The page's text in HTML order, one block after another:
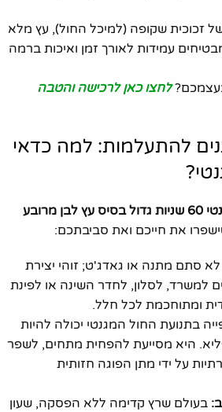
זכוכית שקופה (למיכל החול), עץ מלא
עמידות לאורך זמן ואיכות ברמה
לחצו כאן לרכישה והטבה
להתעלמות: למה כדאי
מרובע
את חייכם ואת סביבתכם:
לא סתם מתנה או גאדג'ט; זוהי יצירת
למשרד, לסלון, לחדר השינה או לפינת
ומתוחכמת לכל חלל.
בתנועת החול המגנטי יכולה להיות
היא מסייעת להפחית מתחים, לשפר
על ידי מתן הפוגה חזותית
בעולם שרץ קדימה ללא הפסקה, שעון